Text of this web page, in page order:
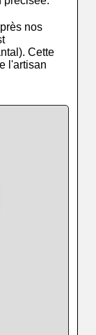
nos
Cette
l'artisan